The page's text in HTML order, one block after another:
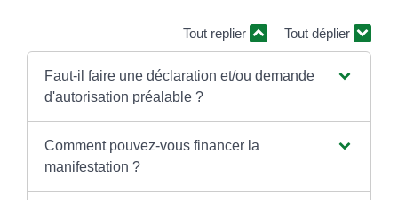
Tout replier Tout déplier
Faut-il faire une déclaration et/ou demande
d'autorisation préalable ?
Comment pouvez-vous financer la
manifestation ?